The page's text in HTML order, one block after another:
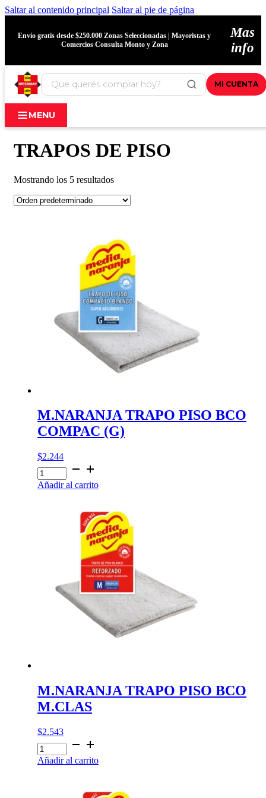
Saltar al contenido principal Saltar al pie de página
Envío gratis desde $250.000 Zonas Seleccionadas | Mayoristas y
Comercios Consulta Monto y Zona
Mas
info
MI CUENTA
MENU
TRAPOS DE PISO
Mostrando los 5 resultados
M.NARANJA TRAPO PISO BCO
COMPAC (G)
$2.244
M.NARANJA
TRAPO
PISO
Añadir al carrito
M.NARANJA TRAPO PISO BCO
M.CLAS
$2.543
M.NARANJA
TRAPO
PISO
Añadir al carrito